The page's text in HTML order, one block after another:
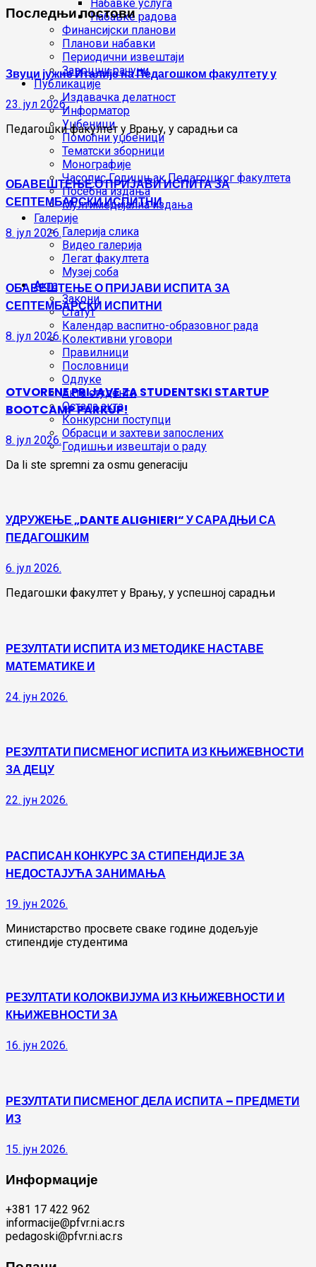
Набавке услуга
Набавке радова
Финансијски планови
Планови набавки
Периодични извештаји
Завршни рачуни
Публикације
Издавачка делатност
Информатор
Уџбеници
Помоћни уџбеници
Тематски зборници
Монографије
Часопис Годишњак Педагошког факултета
Посебна издања
Мултимедијална издања
Галерије
Галерија слика
Видео галерија
Легат факултета
Музеј соба
Акта
Закони
Статут
Календар васпитно-образовног рада
Колективни уговори
Правилници
Пословници
Одлуке
Акта студенти
Остала акта
Конкурсни поступци
Обрасци и захтеви запослених
Годишњи извештаји о раду
Последњи постови
Звуци јужне Италије на Педагошком факултету у
23. јул 2026.
Педагошки факултет у Врању, у сарадњи са
ОБАВЕШТЕЊЕ О ПРИЈАВИ ИСПИТА ЗА
СЕПТЕМБАРСКИ ИСПИТНИ
8. јул 2026.
ОБАВЕШТЕЊЕ О ПРИЈАВИ ИСПИТА ЗА
СЕПТЕМБАРСКИ ИСПИТНИ
8. јул 2026.
OTVORENE PRIJAVE ZA STUDENTSKI STARTUP
BOOTCAMP PARKUP!
8. јул 2026.
Da li ste spremni za osmu generaciju
УДРУЖЕЊЕ „DANTE ALIGHIERI“ У САРАДЊИ СА
ПЕДАГОШКИМ
6. јул 2026.
Педагошки факултет у Врању, у успешној сарадњи
РЕЗУЛТАТИ ИСПИТА ИЗ МЕТОДИКЕ НАСТАВЕ
МАТЕМАТИКЕ И
24. јун 2026.
РЕЗУЛТАТИ ПИСМЕНОГ ИСПИТА ИЗ КЊИЖЕВНОСТИ
ЗА ДЕЦУ
22. јун 2026.
РАСПИСАН КОНКУРС ЗА СТИПЕНДИЈЕ ЗА
НЕДОСТАЈУЋА ЗАНИМАЊА
19. јун 2026.
Министарство просвете сваке године додељује
стипендије студентима
РЕЗУЛТАТИ КОЛОКВИЈУМА ИЗ КЊИЖЕВНОСТИ И
КЊИЖЕВНОСТИ ЗА
16. јун 2026.
РЕЗУЛТАТИ ПИСМЕНОГ ДЕЛА ИСПИТА – ПРЕДМЕТИ
ИЗ
15. јун 2026.
Информације
+381 17 422 962
informacije@pfvr.ni.ac.rs
pedagoski@pfvr.ni.ac.rs